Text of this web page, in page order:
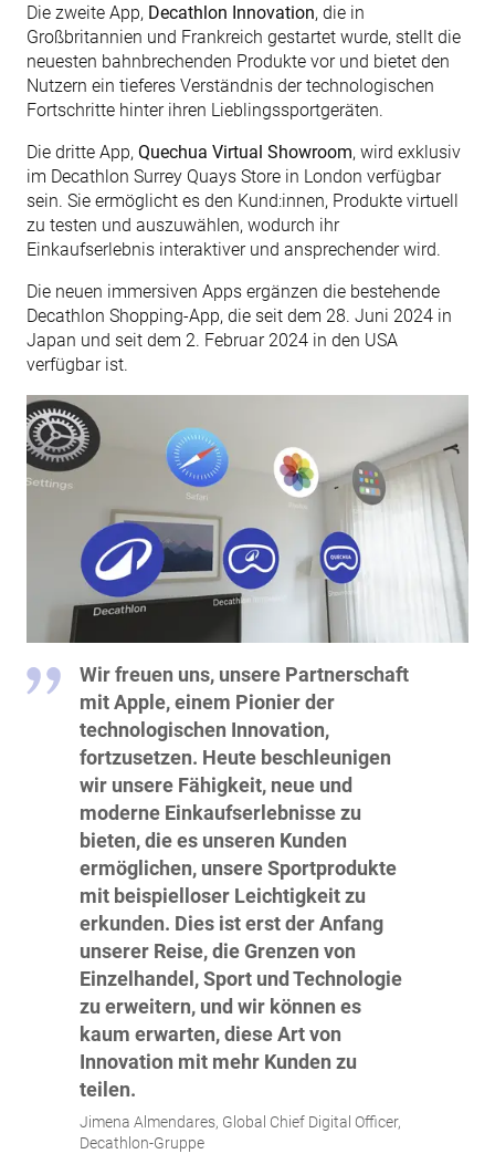
Die zweite App, Decathlon Innovation, die in
Großbritannien und Frankreich gestartet wurde, stellt die
neuesten bahnbrechenden Produkte vor und bietet den
Nutzern ein tieferes Verständnis der technologischen
Fortschritte hinter ihren Lieblingssportgeräten.
Die dritte App, Quechua Virtual Showroom, wird exklusiv
im Decathlon Surrey Quays Store in London verfügbar
sein. Sie ermöglicht es den Kund:innen, Produkte virtuell
zu testen und auszuwählen, wodurch ihr
Einkaufserlebnis interaktiver und ansprechender wird.
Die neuen immersiven Apps ergänzen die bestehende
Decathlon Shopping-App, die seit dem 28. Juni 2024 in
Japan und seit dem 2. Februar 2024 in den USA
verfügbar ist.
Wir freuen uns, unsere Partnerschaft
mit Apple, einem Pionier der
technologischen Innovation,
fortzusetzen. Heute beschleunigen
wir unsere Fähigkeit, neue und
moderne Einkaufserlebnisse zu
bieten, die es unseren Kunden
ermöglichen, unsere Sportprodukte
mit beispielloser Leichtigkeit zu
erkunden. Dies ist erst der Anfang
unserer Reise, die Grenzen von
Einzelhandel, Sport und Technologie
zu erweitern, und wir können es
kaum erwarten, diese Art von
Innovation mit mehr Kunden zu
teilen.
Jimena Almendares, Global Chief Digital Officer,
Decathlon-Gruppe